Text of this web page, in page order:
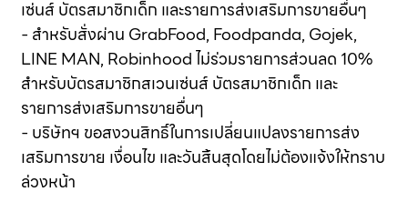
เซ่นส์ บัตรสมาชิกเด็ก และรายการส่งเสริมการขายอื่นๆ
- สำหรับสั่งผ่าน GrabFood, Foodpanda, Gojek,
LINE MAN, Robinhood ไม่ร่วมรายการส่วนลด 10%
สำหรับบัตรสมาชิกสเวนเซ่นส์ บัตรสมาชิกเด็ก และ
รายการส่งเสริมการขายอื่นๆ
- บริษัทฯ ขอสงวนสิทธิ์ในการเปลี่ยนแปลงรายการส่ง
เสริมการขาย เงื่อนไข และวันสิ้นสุดโดยไม่ต้องแจ้งให้ทราบ
ล่วงหน้า